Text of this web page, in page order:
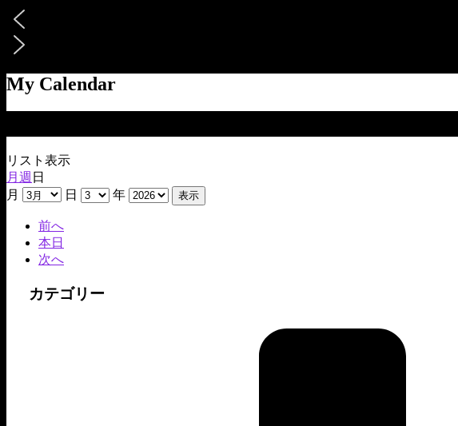
My Calendar
リスト 表示
月 週 日
月
日 年
前へ
本日
次へ
カテゴリー